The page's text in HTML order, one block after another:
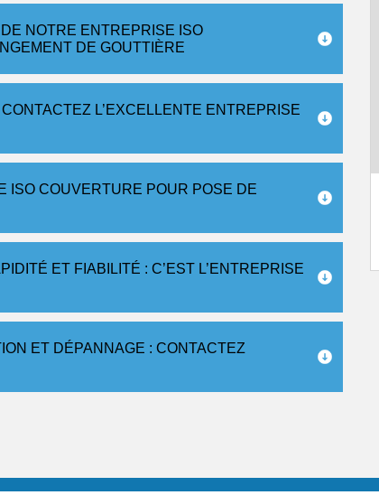
NOTRE ENTREPRISE ISO
DE GOUTTIÈRE
L’EXCELLENTE ENTREPRISE
ISO COUVERTURE POUR POSE DE
ET FIABILITÉ : C’EST L’ENTREPRISE
ET DÉPANNAGE : CONTACTEZ